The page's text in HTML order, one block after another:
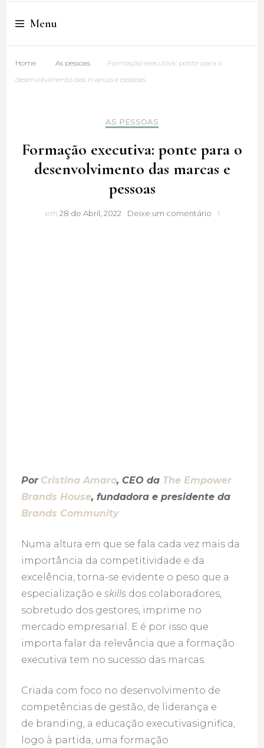
Cristina Amaro
Menu
Home As pessoas
Formação executiva: ponte para o
desenvolvimento das marcas e pessoas
AS PESSOAS
Formação executiva: ponte para o
desenvolvimento das marcas e
pessoas
em 28 de Abril, 2022 Deixe um comentárioFormação
1
Por Cristina Amaro, CEO da The Empower
Brands House, fundadora e presidente da
Brands Community
Numa altura em que se fala cada vez mais da
importância da competitividade e da
excelência, torna-se evidente o peso que a
especialização eskills dos colaboradores,
sobretudo dos gestores, imprime no
mercado empresarial. E é por isso que
importa falar da relevância que a formação
executiva tem no sucesso das marcas.
Criada com foco no desenvolvimento de
competências de gestão, de liderança e
de branding, a educação executivasignifica,
logo à partida, uma formação